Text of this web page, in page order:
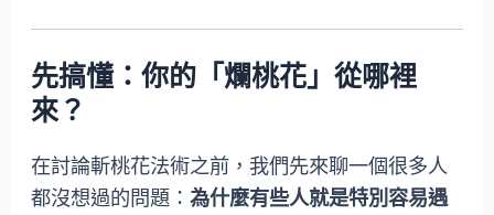
先搞懂：你的「爛桃花」從哪裡
來？
在討論斬桃花法術之前，我們先來聊一個很多人
都沒想過的問題：為什麼有些人就是特別容易遇